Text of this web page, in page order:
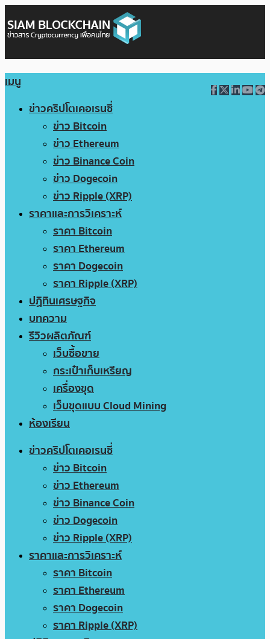
เมนู
ข่าวคริปโตเคอเรนซี่
ข่าว Bitcoin
ข่าว Ethereum
ข่าว Binance Coin
ข่าว Dogecoin
ข่าว Ripple (XRP)
ราคาและการวิเคราะห์
ราคา Bitcoin
ราคา Ethereum
ราคา Dogecoin
ราคา Ripple (XRP)
ปฏิทินเศรษฐกิจ
บทความ
รีวิวผลิตภัณฑ์
เว็บซื้อขาย
กระเป๋าเก็บเหรียญ
เครื่องขุด
เว็บขุดแบบ Cloud Mining
ห้องเรียน
ข่าวคริปโตเคอเรนซี่
ข่าว Bitcoin
ข่าว Ethereum
ข่าว Binance Coin
ข่าว Dogecoin
ข่าว Ripple (XRP)
ราคาและการวิเคราะห์
ราคา Bitcoin
ราคา Ethereum
ราคา Dogecoin
ราคา Ripple (XRP)